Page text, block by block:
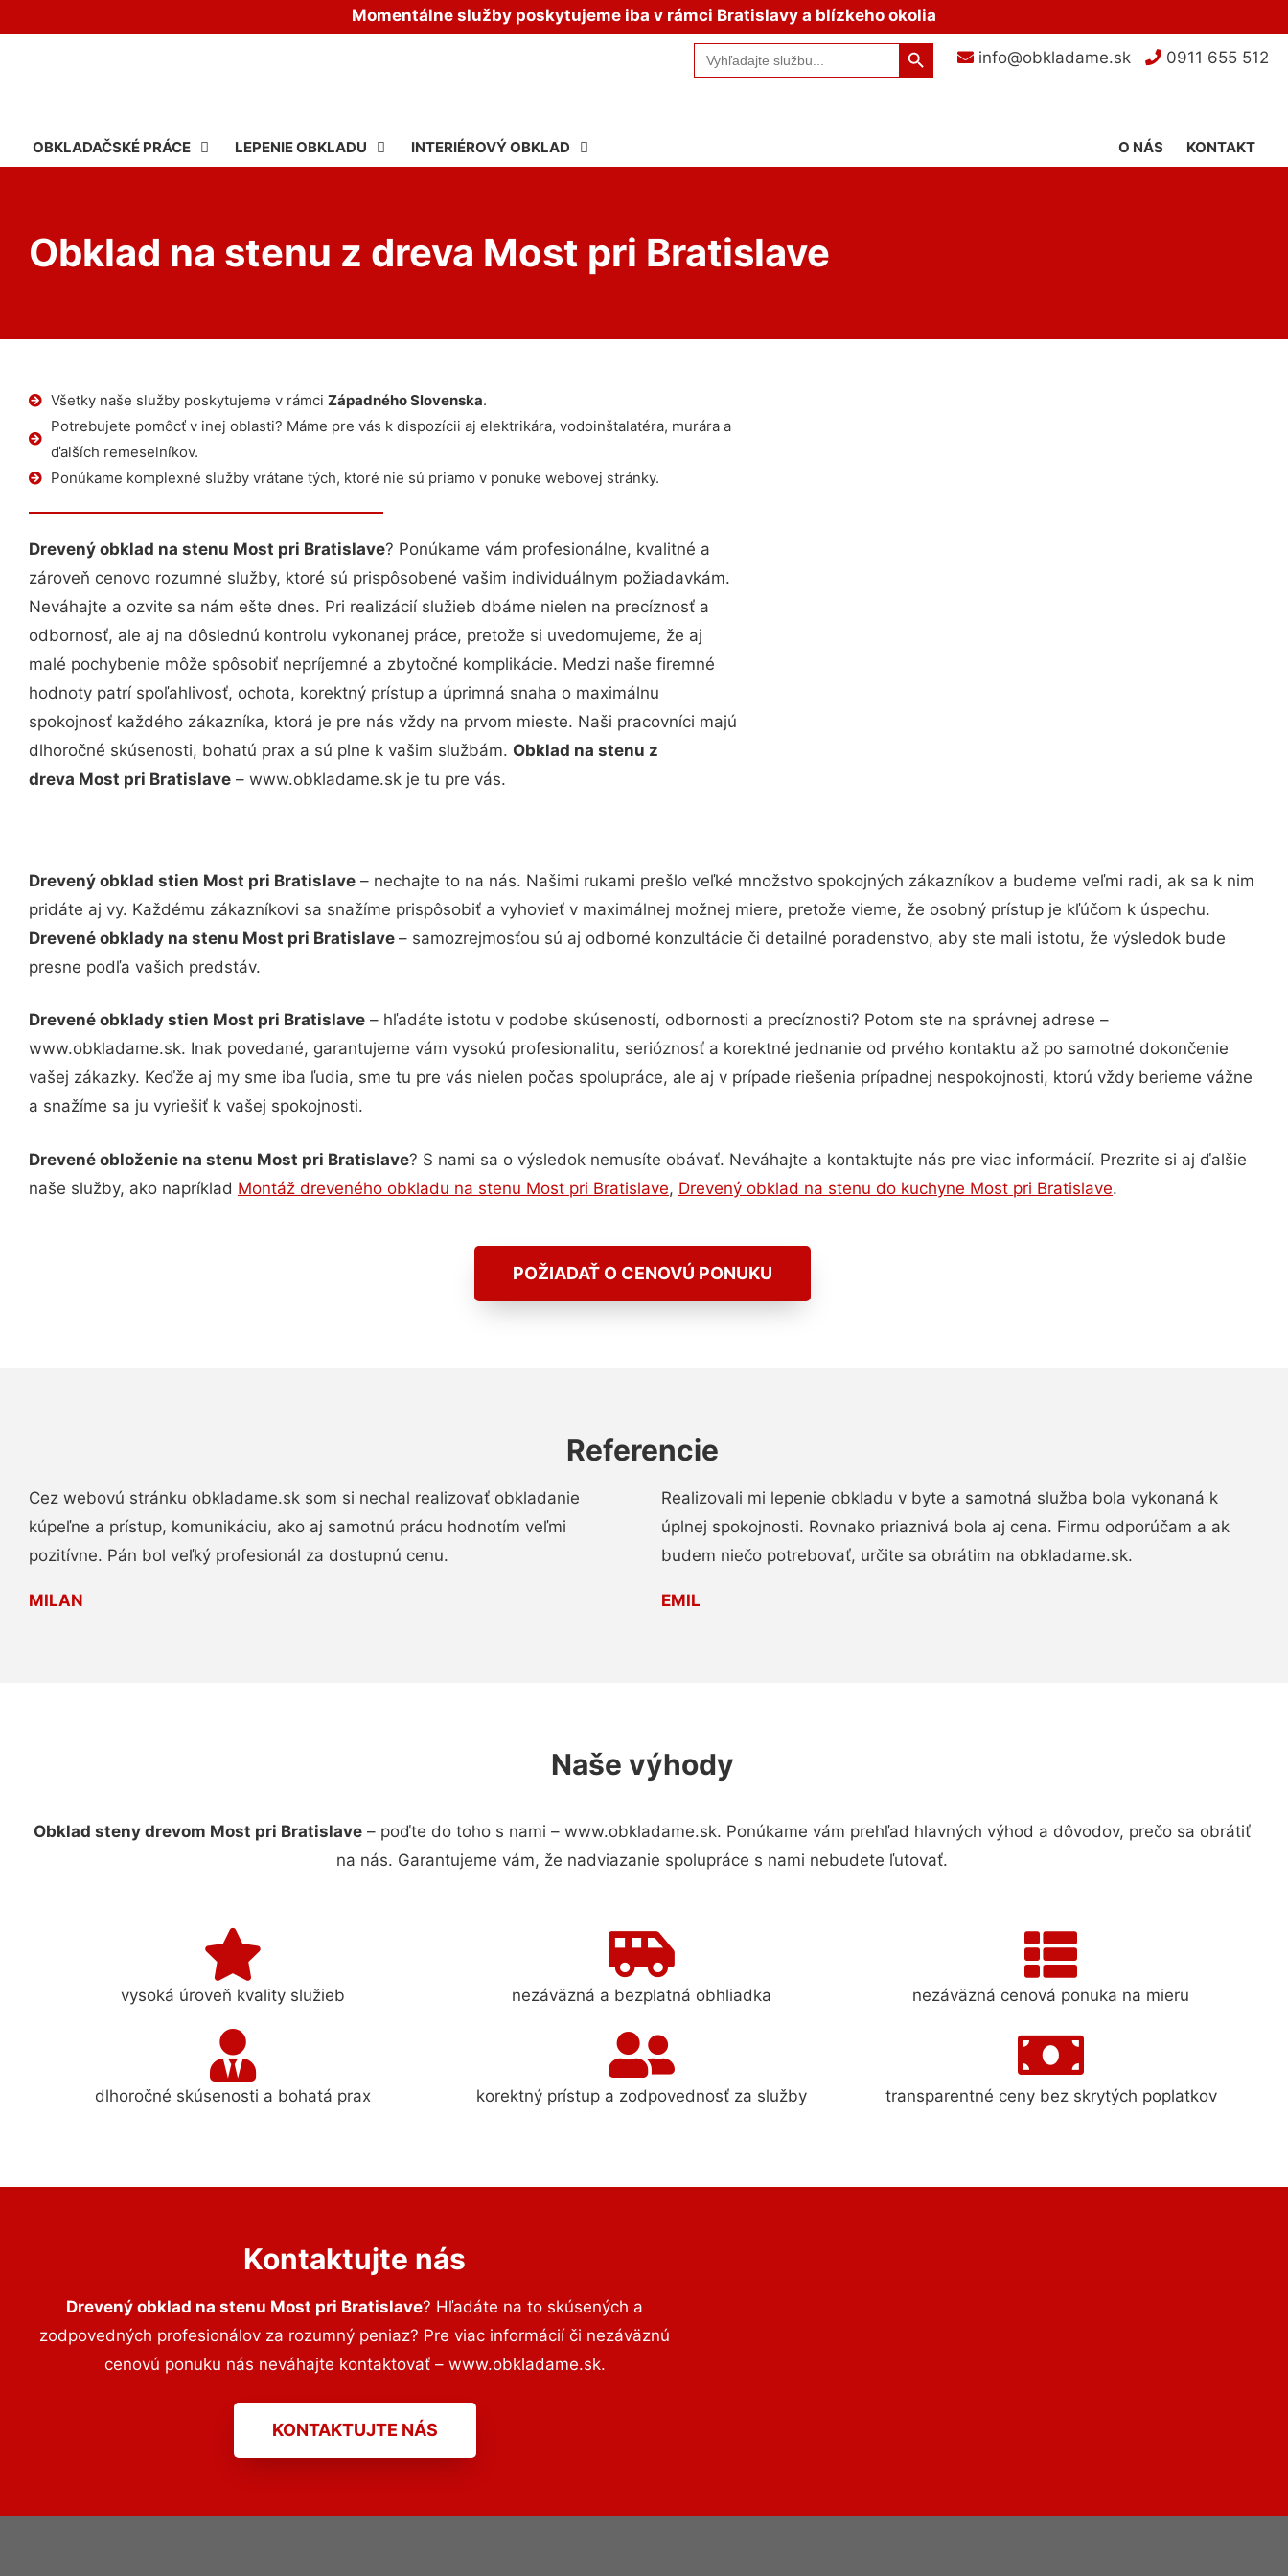
Momentálne služby poskytujeme iba v rámci Bratislavy a blízkeho okolia
info@obkladame.sk 0911 655 512
Search
for:
Search Button
OBKLADAČSKÉ PRÁCE LEPENIE OBKLADU INTERIÉROVÝ OBKLAD KONTAKT
O NÁS
Obklad na stenu z dreva Most pri Bratislave
Všetky naše služby poskytujeme v rámci Západného Slovenska.
Potrebujete pomôcť v inej oblasti? Máme pre vás k dispozícii aj elektrikára, vodoinštalatéra, murára a
ďalších remeselníkov.
Ponúkame komplexné služby vrátane tých, ktoré nie sú priamo v ponuke webovej stránky.
Drevený obklad na stenu Most pri Bratislave? Ponúkame vám profesionálne, kvalitné a
zároveň cenovo rozumné služby, ktoré sú prispôsobené vašim individuálnym požiadavkám.
Neváhajte a ozvite sa nám ešte dnes. Pri realizácií služieb dbáme nielen na precíznosť a
odbornosť, ale aj na dôslednú kontrolu vykonanej práce, pretože si uvedomujeme, že aj
malé pochybenie môže spôsobiť nepríjemné a zbytočné komplikácie. Medzi naše firemné
hodnoty patrí spoľahlivosť, ochota, korektný prístup a úprimná snaha o maximálnu
spokojnosť každého zákazníka, ktorá je pre nás vždy na prvom mieste. Naši pracovníci majú
dlhoročné skúsenosti, bohatú prax a sú plne k vašim službám. Obklad na stenu z
dreva Most pri Bratislave – www.obkladame.sk je tu pre vás.
Drevený obklad stien Most pri Bratislave – nechajte to na nás. Našimi rukami prešlo veľké množstvo spokojných zákazníkov a budeme veľmi radi, ak sa k nim
pridáte aj vy. Každému zákazníkovi sa snažíme prispôsobiť a vyhovieť v maximálnej možnej miere, pretože vieme, že osobný prístup je kľúčom k úspechu.
Drevené obklady na stenu Most pri Bratislave – samozrejmosťou sú aj odborné konzultácie či detailné poradenstvo, aby ste mali istotu, že výsledok bude
presne podľa vašich predstáv.
Drevené obklady stien Most pri Bratislave – hľadáte istotu v podobe skúseností, odbornosti a precíznosti? Potom ste na správnej adrese –
www.obkladame.sk. Inak povedané, garantujeme vám vysokú profesionalitu, serióznosť a korektné jednanie od prvého kontaktu až po samotné dokončenie
vašej zákazky. Keďže aj my sme iba ľudia, sme tu pre vás nielen počas spolupráce, ale aj v prípade riešenia prípadnej nespokojnosti, ktorú vždy berieme vážne
a snažíme sa ju vyriešiť k vašej spokojnosti.
Drevené obloženie na stenu Most pri Bratislave? S nami sa o výsledok nemusíte obávať. Neváhajte a kontaktujte nás pre viac informácií. Prezrite si aj ďalšie
naše služby, ako napríklad Montáž dreveného obkladu na stenu Most pri Bratislave, Drevený obklad na stenu do kuchyne Most pri Bratislave.
POŽIADAŤ O CENOVÚ PONUKU
Referencie
Cez webovú stránku obkladame.sk som si nechal realizovať obkladanie
kúpeľne a prístup, komunikáciu, ako aj samotnú prácu hodnotím veľmi
pozitívne. Pán bol veľký profesionál za dostupnú cenu.
MILAN
Realizovali mi lepenie obkladu v byte a samotná služba bola vykonaná k
úplnej spokojnosti. Rovnako priaznivá bola aj cena. Firmu odporúčam a ak
budem niečo potrebovať, určite sa obrátim na obkladame.sk.
EMIL
Naše výhody
Obklad steny drevom Most pri Bratislave – poďte do toho s nami – www.obkladame.sk. Ponúkame vám prehľad hlavných výhod a dôvodov, prečo sa obrátiť
na nás. Garantujeme vám, že nadviazanie spolupráce s nami nebudete ľutovať.
vysoká úroveň kvality služieb nezáväzná a bezplatná obhliadka nezáväzná cenová ponuka na mieru
dlhoročné skúsenosti a bohatá prax korektný prístup a zodpovednosť za služby transparentné ceny bez skrytých poplatkov
Kontaktujte nás
Drevený obklad na stenu Most pri Bratislave? Hľadáte na to skúsených a
zodpovedných profesionálov za rozumný peniaz? Pre viac informácií či nezáväznú
cenovú ponuku nás neváhajte kontaktovať – www.obkladame.sk.
KONTAKTUJTE NÁS